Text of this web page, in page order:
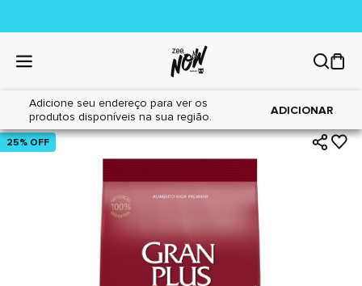
Adicione seu endereço para ver os
produtos disponíveis na sua região.
ADICIONAR
Home|Gatos|Alimentos
25% OFF